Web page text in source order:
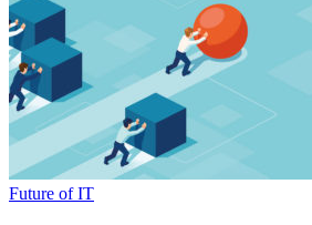
Future of IT